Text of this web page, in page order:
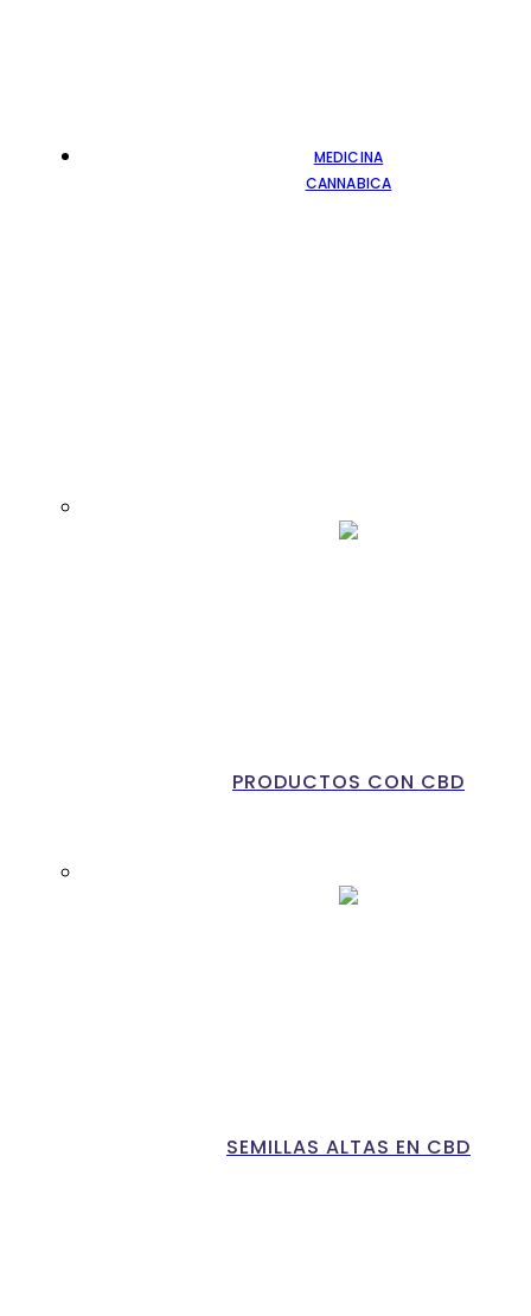
MEDICINA
CANNABICA
PRODUCTOS CON CBD
SEMILLAS ALTAS EN CBD